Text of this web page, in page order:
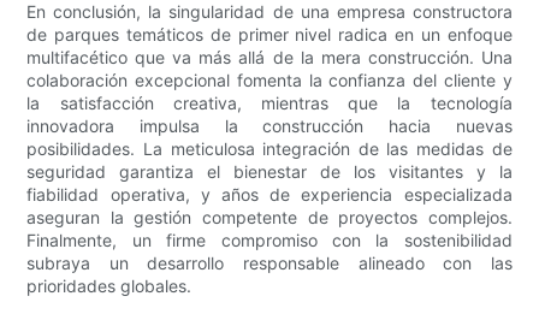
En conclusión, la singularidad de una empresa constructora
de parques temáticos de primer nivel radica en un enfoque
multifacético que va más allá de la mera construcción. Una
colaboración excepcional fomenta la confianza del cliente y
la satisfacción creativa, mientras que la tecnología
innovadora impulsa la construcción hacia nuevas
posibilidades. La meticulosa integración de las medidas de
seguridad garantiza el bienestar de los visitantes y la
fiabilidad operativa, y años de experiencia especializada
aseguran la gestión competente de proyectos complejos.
Finalmente, un firme compromiso con la sostenibilidad
subraya un desarrollo responsable alineado con las
prioridades globales.